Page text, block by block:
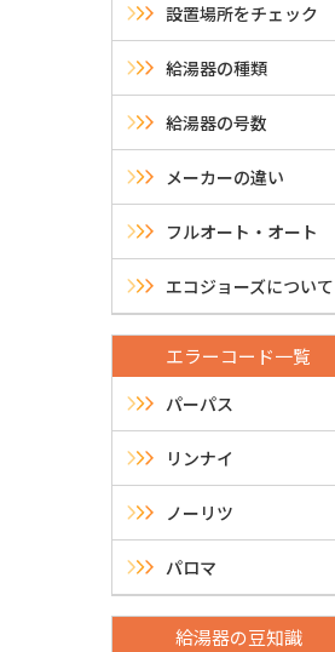
設置場所をチェック
給湯器の種類
給湯器の号数
メーカーの違い
フルオート・オート
エコジョーズについて
エラーコード一覧
パーパス
リンナイ
ノーリツ
パロマ
給湯器の豆知識